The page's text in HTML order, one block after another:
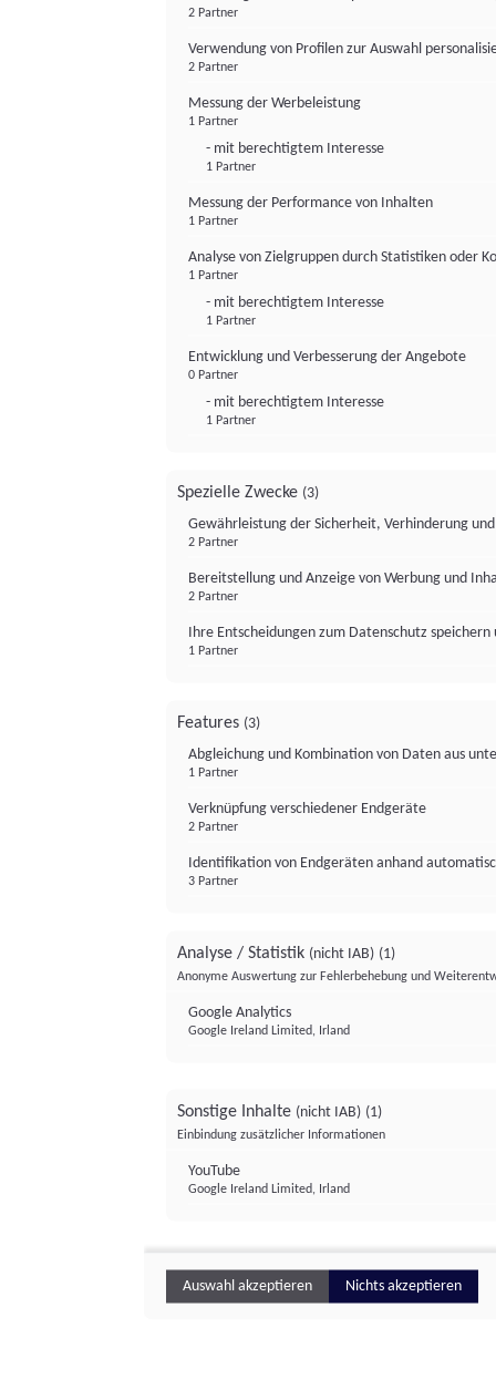
2 Partner
Verwendung von Profilen zur Auswahl
2 Partner
Messung der Werbeleistung
1 Partner
- mit berechtigtem Interesse
1 Partner
Messung der Performance von Inhalten
1 Partner
Analyse von Zielgruppen durch Statistiken oder
1 Partner
- mit berechtigtem Interesse
1 Partner
Entwicklung und Verbesserung der Angebote
0 Partner
- mit berechtigtem Interesse
1 Partner
Spezielle Zwecke (3)
Gewährleistung der Sicherheit, Verhinderung
2 Partner
Bereitstellung und Anzeige von Werbung und
2 Partner
Ihre Entscheidungen zum Datenschutz
1 Partner
Features (3)
Abgleichung und Kombination von Daten aus
1 Partner
Verknüpfung verschiedener Endgeräte
2 Partner
Identifikation von Endgeräten anhand
3 Partner
Analyse / Statistik (nicht IAB) (1)
Anonyme Auswertung zur Fehlerbehebung und
Google Analytics
Google Ireland Limited, Irland
Sonstige Inhalte (nicht IAB) (1)
Einbindung zusätzlicher Informationen
YouTube
Google Ireland Limited, Irland
Auswahl akzeptieren Nichts akzeptieren